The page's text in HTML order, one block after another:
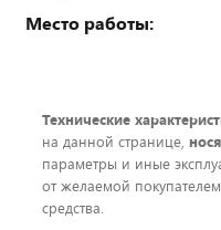
Место работы:
Технические
на данной странице,
параметры и иные
от желаемой
средства.